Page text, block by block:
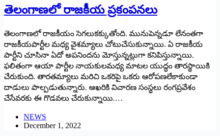
తెలంగాణలో రాజకీయ ప్రకంపనలు
తెలంగాణలో రాజకీయం సెగలుకక్కుతోంది. మునుపెన్నడూ లేనంతగా
రాజకీయపార్టీల మధ్య వైశమ్యాలు చోటుచేసుకున్నాయి. ఏ రాజకీయ
పార్టీని చూసినా ఏదో అపనిందను మోస్తున్నట్లుగా కనిపిస్తున్నాయి.
ఫలితంగా ఆయా పార్టీల నాయకులమధ్య మాటల యుద్ధం తారస్థాయికి
చేరుకుంది. తారతమ్యాలు మరిచి ఒకరిపై ఒకరు ఆరోపణలేకాకుండా
దాడులు పాల్పడుతున్నారు. ఆఖరికి విచారణ సంస్థలు రంగప్రవేశం
చేసేవరకు ఈ గొడవలు చేరుకున్నాయి.…
NEWS
December 1, 2022